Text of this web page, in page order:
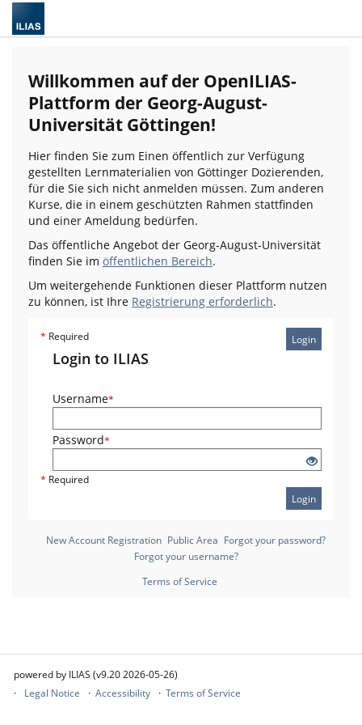
Willkommen auf der OpenILIAS-
Plattform der Georg-August-
Universität Göttingen!
Hier finden Sie zum Einen öffentlich zur Verfügung
gestellten Lernmaterialien von Göttinger Dozierenden,
für die Sie sich nicht anmelden müssen. Zum anderen
Kurse, die in einem geschützten Rahmen stattfinden
und einer Ameldung bedürfen.
Das öffentliche Angebot der Georg-August-Universität
finden Sie im öffentlichen Bereich.
Um weitergehende Funktionen dieser Plattform nutzen
zu können, ist Ihre Registrierung erforderlich.
Login
* Required
Login to ILIAS
Username*
Password*
* Required
Login
New Account Registration Public Area Forgot your password?
Forgot your username?
Terms of Service
powered by ILIAS (v9.20 2026-05-26)
Legal Notice
Accessibility Terms of Service